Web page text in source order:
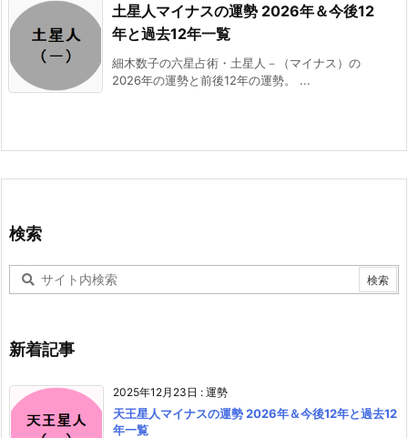
土星人マイナスの運勢 2026年＆今後12
年と過去12年一覧
細木数子の六星占術・土星人－（マイナス）の
2026年の運勢と前後12年の運勢。 ...
検索
新着記事
2025年12月23日 : 運勢
天王星人マイナスの運勢 2026年＆今後12年と過去12
年一覧